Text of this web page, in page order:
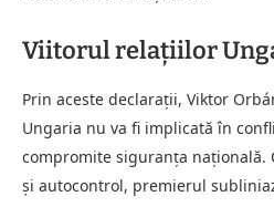
Viitorul relațiilor
Prin aceste declarații, Viktor
Ungaria nu va fi implicată în
compromite siguranța națională.
și autocontrol, premierul